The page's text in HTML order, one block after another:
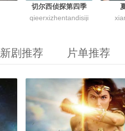
切尔西侦探第四季
qieerxizhentandisiji
新剧推荐 片单推荐